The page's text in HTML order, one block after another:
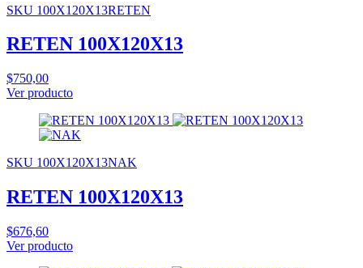
SKU 100X120X13RETEN
RETEN 100X120X13
$750,00
Ver producto
SKU 100X120X13NAK
RETEN 100X120X13
$676,60
Ver producto